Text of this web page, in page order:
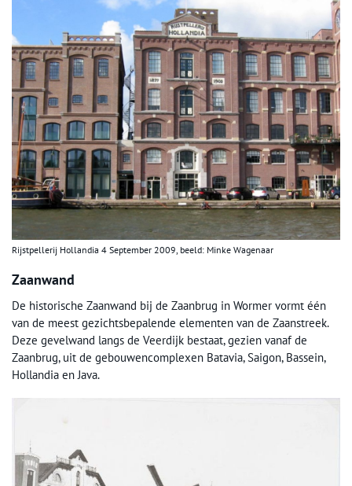
Rijstpellerij Hollandia 4 September 2009, beeld: Minke Wagenaar
Zaanwand
De historische Zaanwand bij de Zaanbrug in Wormer vormt één
van de meest gezichtsbepalende elementen van de Zaanstreek.
Deze gevelwand langs de Veerdijk bestaat, gezien vanaf de
Zaanbrug, uit de gebouwencomplexen Batavia, Saigon, Bassein,
Hollandia en Java.